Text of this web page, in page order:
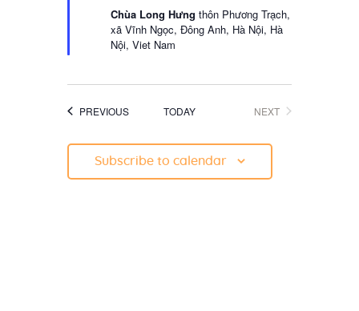
e
d
Chùa Long Hưng thôn Phương Trạch,
xã Vĩnh Ngọc, Đông Anh, Hà Nội, Hà
Nội, Viet Nam
PREVIOUSEVENTSTODAY NEXTEVENTS
Subscribe to calendar